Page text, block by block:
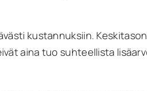
kustannuksiin.
aina tuo suhteellista